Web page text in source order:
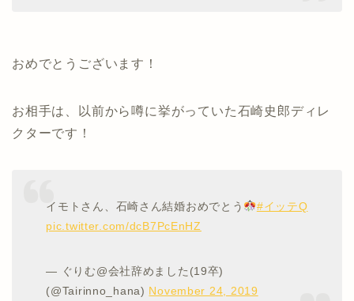
おめでとうございます！
お相手は、以前から噂に挙がっていた石崎史郎ディレ
クターです！
イモトさん、石崎さん結婚おめでとう
#イッテQ
pic.twitter.com/dcB7PcEnHZ
— ぐりむ@会社辞めました(19卒)
(@Tairinno_hana) November 24, 2019